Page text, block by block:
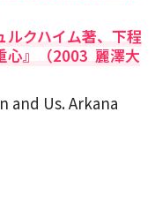
ルクハイム著、下程
心』（2003 麗澤大
and Us.Arkana